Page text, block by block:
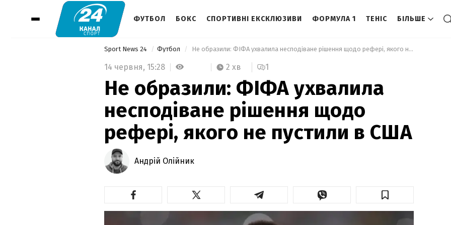
ФУТБОЛ БОКС СПОРТИВНІ ЕКСКЛЮЗИВИ ФОРМУЛА 1 ТЕНІС БІЛЬШЕ
Sport News 24 Футбол Не образили: ФІФА ухвалила несподіване рішення щодо рефері, якого не пустили в США
14 червня, 15:28 2 хв 1
Не образили: ФІФА ухвалила
несподіване рішення щодо
рефері, якого не пустили в США
Андрій Олійник